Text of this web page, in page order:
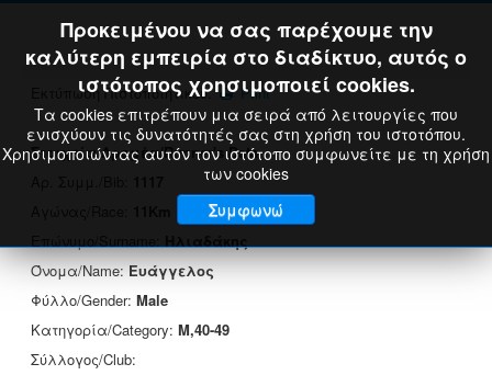
Εκτύπωση Πιστοποιητικού: Print
Στοιχεία Δρομέα/Runner's Data
Όνομα/Name:Ευάγγελος
Φύλλο/Gender: Male
Κατηγορία/Category: M,40-49
Σύλλογος/Club:
Προκειμένου να σας παρέχουμε την
καλύτερη εμπειρία στο διαδίκτυο, αυτός ο
ιστότοπος χρησιμοποιεί cookies.
Τα cookies επιτρέπουν μια σειρά από λειτουργίες που
ενισχύουν τις δυνατότητές σας στη χρήση του ιστοτόπου.
Χρησιμοποιώντας αυτόν τον ιστότοπο συμφωνείτε με τη χρήση
των cookies
Συμφωνώ